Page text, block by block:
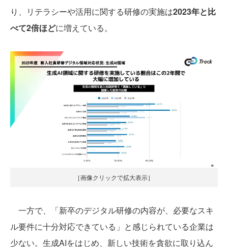
り、リテラシーや活用に関する研修の実施は2023年と比
べて2倍ほどに増えている。
［画像クリックで拡大表示］
一方で、「新卒のデジタル研修の内容が、必要なスキ
ル要件に十分対応できている」と感じられている企業は
少ない。生成AIをはじめ、新しい技術を貪欲に取り込ん